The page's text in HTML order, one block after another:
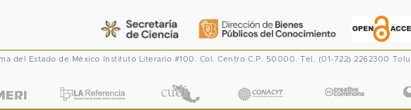
del Estado de México Instituto Literario #100. Col. Centro C.P. 50000. Tel. (01-722) 2262300